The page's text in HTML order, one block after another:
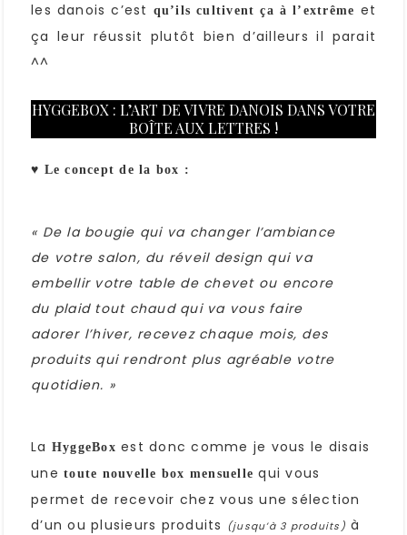
les danois c’est qu’ils cultivent ça à l’extrême et
ça leur réussit plutôt bien d’ailleurs il parait
^^
HYGGEBOX : L’ART DE VIVRE DANOIS DANS VOTRE
BOÎTE AUX LETTRES !
♥ Le concept de la box :
« De la bougie qui va changer l’ambiance
de votre salon, du réveil design qui va
embellir votre table de chevet ou encore
du plaid tout chaud qui va vous faire
adorer l’hiver, recevez chaque mois, des
produits qui rendront plus agréable votre
quotidien. »
La HyggeBox est donc comme je vous le disais
une toute nouvelle box mensuelle qui vous
permet de recevoir chez vous une sélection
d’un ou plusieurs produits (jusqu’à 3 produits) à